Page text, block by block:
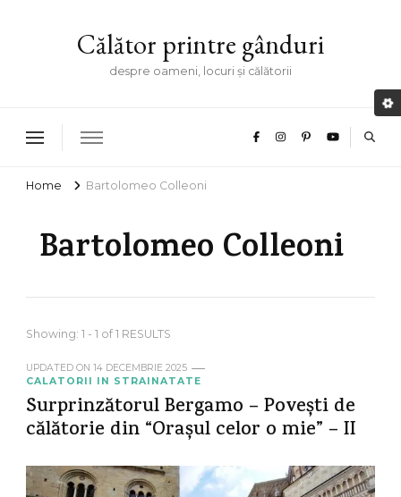
Călător printre gânduri
despre oameni, locuri și călătorii
Home Bartolomeo Colleoni
Bartolomeo Colleoni
Showing: 1 - 1 of 1 RESULTS
UPDATED ON 14 DECEMBRIE 2025
CALATORII IN STRAINATATE
Surprinzătorul Bergamo – Povești de
călătorie din “Orașul celor o mie” – II